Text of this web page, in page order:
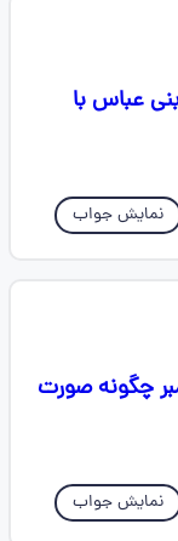
عباس با
نمایش جواب
چگونه صورت
نمایش جواب